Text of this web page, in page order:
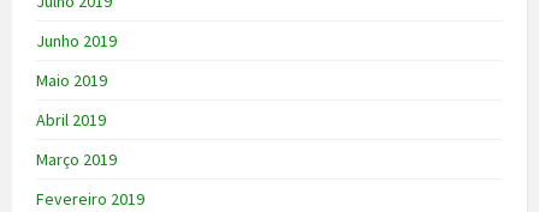
Junho 2019
Maio 2019
Abril 2019
Março 2019
Fevereiro 2019